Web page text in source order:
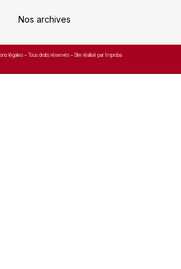
Nos archives
légales – Tous droits réservés – Site réalisé par Improba